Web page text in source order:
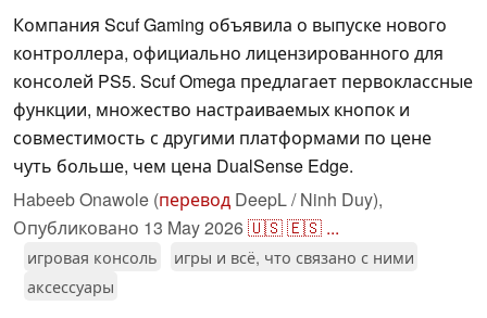
Компания Scuf Gaming объявила о выпуске нового
контроллера, официально лицензированного для
консолей PS5. Scuf Omega предлагает первоклассные
функции, множество настраиваемых кнопок и
совместимость с другими платформами по цене
чуть больше, чем цена DualSense Edge.
Habeeb Onawole (перевод DeepL / Ninh Duy),
Опубликовано 13 May 2026🇺🇸🇪🇸 ...
игровая консоль
игры и всё, что связано с ними
аксессуары